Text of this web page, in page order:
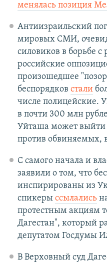
менялась позиция
Антиизраильский
мировых СМИ,
силовиков в борьбе с
российские
произошедшее
беспорядков стали
числе полицейские.
в почти 300 млн
Уйташа может
против обвиняемых,
С самого начала и
заявили о том, что
инспирированы из
спикеры ссылались
протестным акциям
Дагестан", который
депутатом Госдумы
В Верховный суд